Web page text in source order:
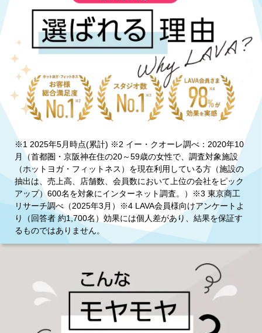
※1 2025年5月時点(累計) ※2 イー・クオーレ調べ：2020年10
月（首都圏・京阪神在住の20～59歳の女性で、調査対象施設
（ホットヨガ・フィットネス）を現在利用している方（施設の
抽出は、売上高、店舗数、会員数において上位の会社をピック
アップ）600名を対象にインターネット調査。）※3 東京商工
リサーチ調べ（2025年3月）※4 LAVA会員様向けアンケートよ
り（回答者 約1,700名）効果には個人差があり、結果を保証す
るものではありません。